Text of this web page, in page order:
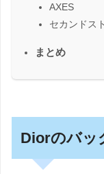
AXES
セカンドス
まとめ
Diorのバッ